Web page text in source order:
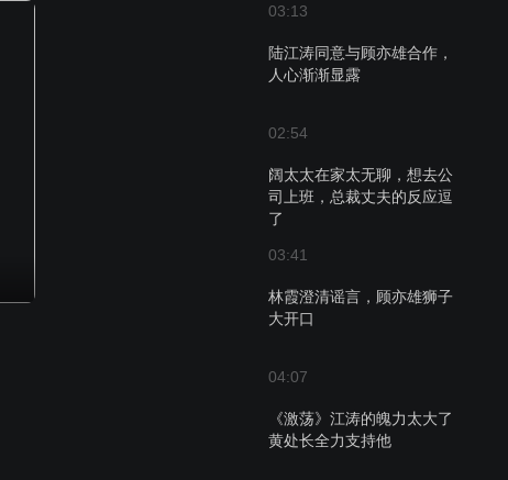
03:13
陆江涛同意与顾亦雄合作，
人心渐渐显露
02:54
阔太太在家太无聊，想去公
司上班，总裁丈夫的反应逗
了
03:41
林霞澄清谣言，顾亦雄狮子
大开口
04:07
《激荡》江涛的魄力太大了
黄处长全力支持他